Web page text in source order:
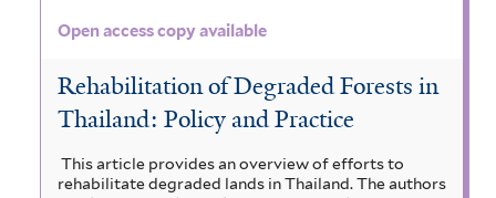
Open access copy available
Rehabilitation of Degraded Forests in
Thailand: Policy and Practice
This article provides an overview of efforts to
rehabilitate degraded lands in Thailand. The authors